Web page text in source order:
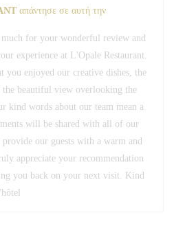
απάντησε σε αυτή την
much for your wonderful review and
experience at L'Opale Restaurant.
you enjoyed our creative dishes, the
beautiful view overlooking the
kind words about our team mean a
will be shared with all of our
our guests with a warm and
appreciate your recommendation
you back on your next visit. Kind